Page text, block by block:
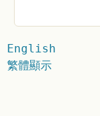
English
繁體顯示